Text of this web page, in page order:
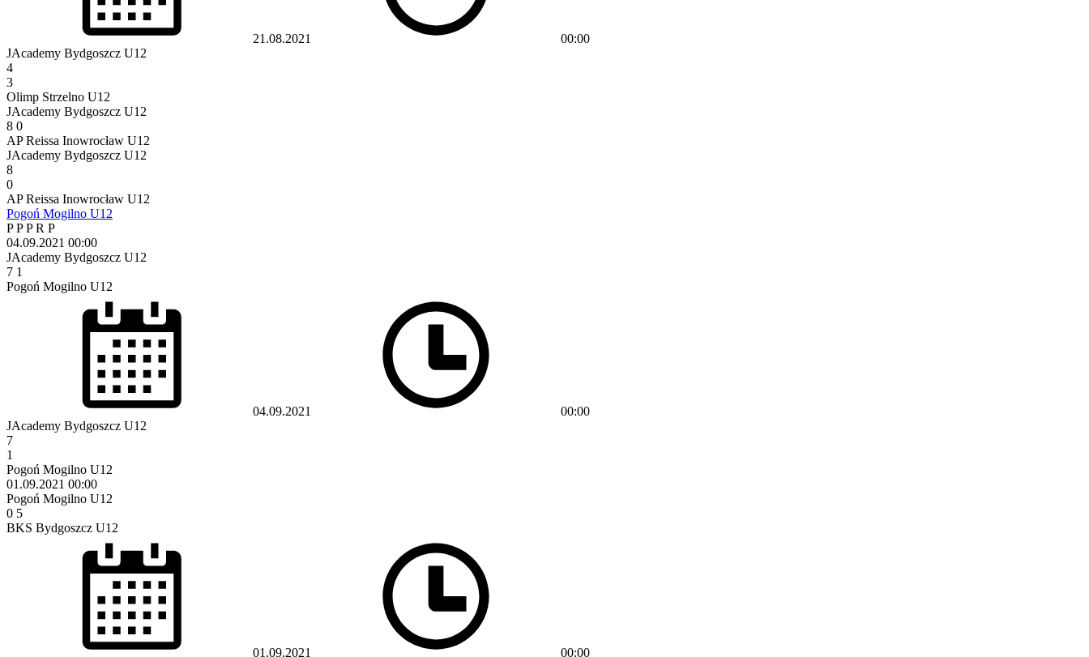
21.08.2021
00:00
JAcademy Bydgoszcz U12
4
3
Olimp Strzelno U12
JAcademy Bydgoszcz U12
8 0
AP Reissa Inowrocław U12
JAcademy Bydgoszcz U12
8
0
AP Reissa Inowrocław U12
Pogoń Mogilno U12
PPPR P
04.09.2021 00:00
JAcademy Bydgoszcz U12
7 1
Pogoń Mogilno U12
04.09.2021
00:00
JAcademy Bydgoszcz U12
7
1
Pogoń Mogilno U12
01.09.2021 00:00
Pogoń Mogilno U12
0 5
BKS Bydgoszcz U12
01.09.2021 00:00